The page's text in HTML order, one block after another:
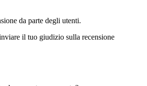
da parte degli utenti.
il tuo giudizio sulla recensione